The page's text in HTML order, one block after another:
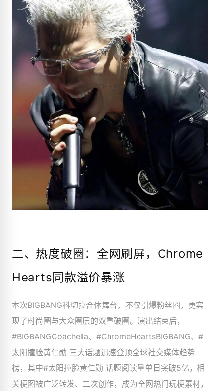
二、热度破圈：全网刷屏，Chrome
Hearts同款溢价暴涨
本次BIGBANG科切拉合体舞台，不仅引爆粉丝圈，更实
现了时尚圈与大众圈层的双重破圈。演出结束后，
#BIGBANGCoachella、#ChromeHeartsBIGBANG、#
太阳撞脸黄仁勋 三大话题迅速登顶全球社交媒体趋势
榜，其中#太阳撞脸黄仁勋 话题阅读量单日突破5亿，相
关梗图被广泛转发、二次创作，成为全网热门玩梗素材，